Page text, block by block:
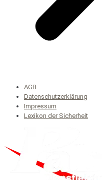
AGB
Datenschutzerklärung
Impressum
Lexikon der Sicherheit